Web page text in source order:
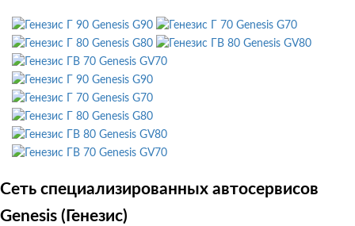
Genesis G90
Genesis G70
Genesis G80
Genesis GV80
Genesis GV70
Genesis G90
Genesis G70
Genesis G80
Genesis GV80
Genesis GV70
Сеть специализированных автосервисов
Genesis (Генезис)